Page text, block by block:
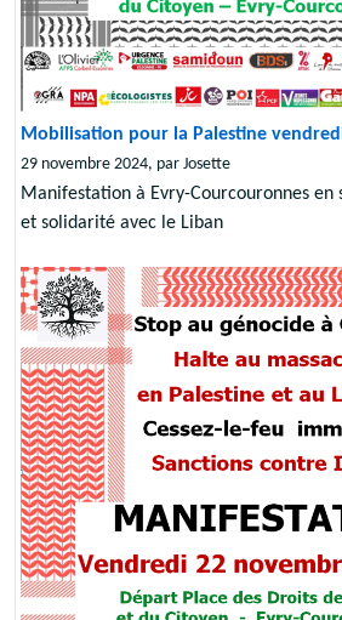
Mobilisation pour la Palestine
29 novembre 2024, par Josette
Manifestation à Evry-Courcouronnes en
et solidarité avec le Liban